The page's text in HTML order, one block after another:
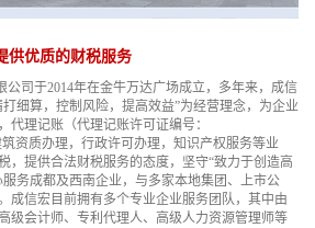
供优质的财税服务
司于2014年在金牛万达广场成立，多年来，成信
细算，控制风险，提高效益”为经营理念，为企业
代理记账（代理记账许可证编号：
筑资质办理，行政许可办理，知识产权服务等业
，提供合法财税服务的态度，坚守“致力于创造高
务成都及西南企业，与多家本地集团、上市公
成信宏目前拥有多个专业企业服务团队，其中由
级会计师、专利代理人、高级人力资源管理师等